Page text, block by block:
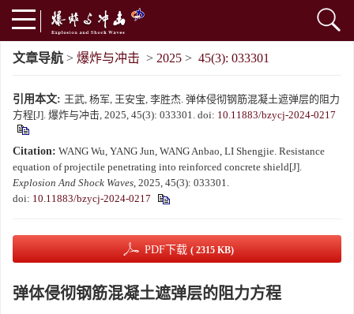
文章导航 > 爆炸与冲击 > 2025 > 45(3): 033301
引用本文: 王武, 杨军, 王安宝, 李胜杰. 弹体侵彻钢筋混凝土遮弹层的阻力
方程[J]. 爆炸与冲击, 2025, 45(3): 033301. doi: 10.11883/bzycj-2024-0217
Citation: WANG Wu, YANG Jun, WANG Anbao, LI Shengjie. Resistance
equation of projectile penetrating into reinforced concrete shield[J].
Explosion And Shock Waves, 2025, 45(3): 033301.
doi: 10.11883/bzycj-2024-0217
PDF下载 ( 2315 KB)
弹体侵彻钢筋混凝土遮弹层的阻力方程